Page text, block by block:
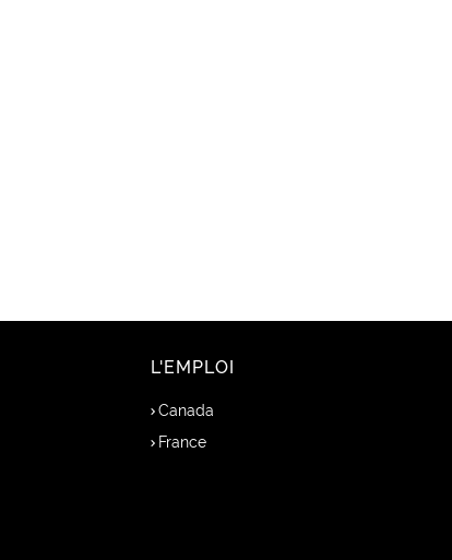
L'EMPLOI
Canada
France